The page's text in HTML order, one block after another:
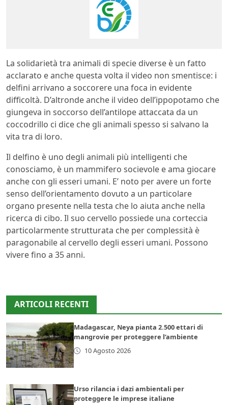
La solidarietà tra animali di specie diverse è un fatto
acclarato e anche questa volta il video non smentisce: i
delfini arrivano a soccorere una foca in evidente
difficoltà. D’altronde anche il video dell’ippopotamo che
giungeva in soccorso dell’antilope attaccata da un
coccodrillo ci dice che gli animali spesso si salvano la
vita tra di loro.
Il delfino è uno degli animali più intelligenti che
conosciamo, è un mammifero socievole e ama giocare
anche con gli esseri umani. E’ noto per avere un forte
senso dell’orientamento dovuto a un particolare
organo presente nella testa che lo aiuta anche nella
ricerca di cibo. Il suo cervello possiede una corteccia
particolarmente strutturata che per complessità è
paragonabile al cervello degli esseri umani. Possono
vivere fino a 35 anni.
ARTICOLI RECENTI
Madagascar, Neya pianta 2.500 ettari di
mangrovie per proteggere l’ambiente
10 Agosto 2026
Urso rilancia i dazi ambientali per
proteggere le imprese italiane